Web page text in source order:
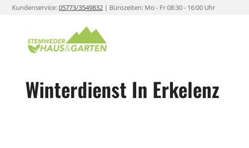
ZumKundenservice:05773/3549832 | Bürozeiten: Mo - Fr 08:30 - 16:00 Uhr
Winterdienst In Erkelenz